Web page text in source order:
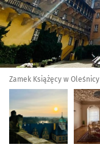
Zamek Książęcy w Oleśnicy